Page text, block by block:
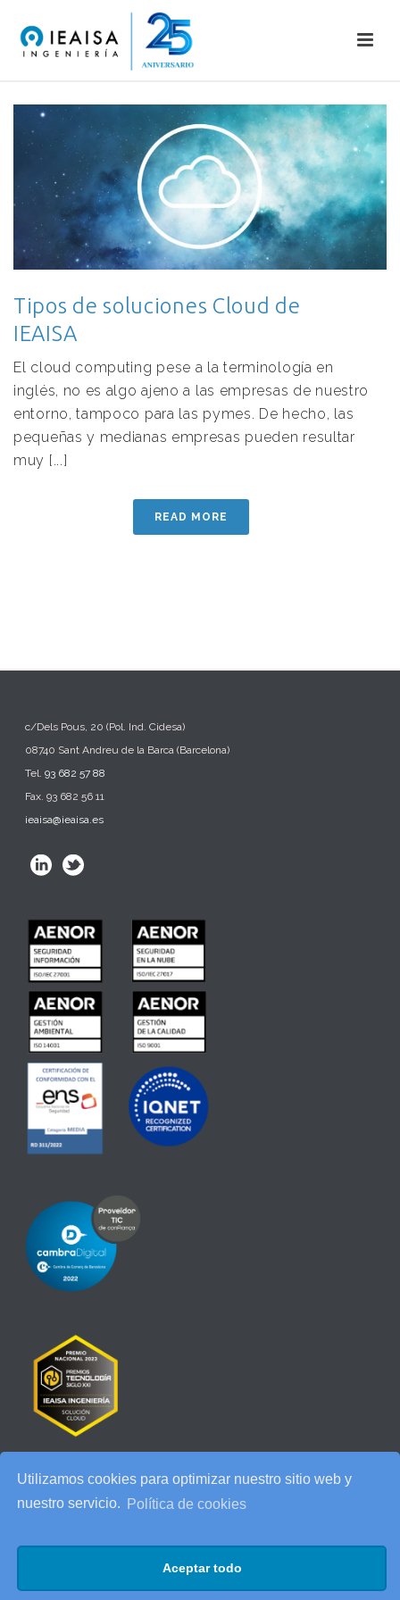
Utilizamos cookies para optimizar nuestro sitio web y
nuestro servicio.
Política de cookies
Aceptar todo
Tipos de soluciones Cloud de
IEAISA
El cloud computing pese a la terminología en
inglés, no es algo ajeno a las empresas de nuestro
entorno, tampoco para las pymes. De hecho, las
pequeñas y medianas empresas pueden resultar
muy [...]
READ MORE
c/Dels Pous, 20 (Pol. Ind. Cidesa)
08740 Sant Andreu de la Barca (Barcelona)
Tel.93 682 57 88
Fax. 93 682 56 11
ieaisa@ieaisa.es
IA de ESADE
25 años de IEAISA: una celebración para recordar
AI Act: qué cambia para tu empresa y cómo prepararte